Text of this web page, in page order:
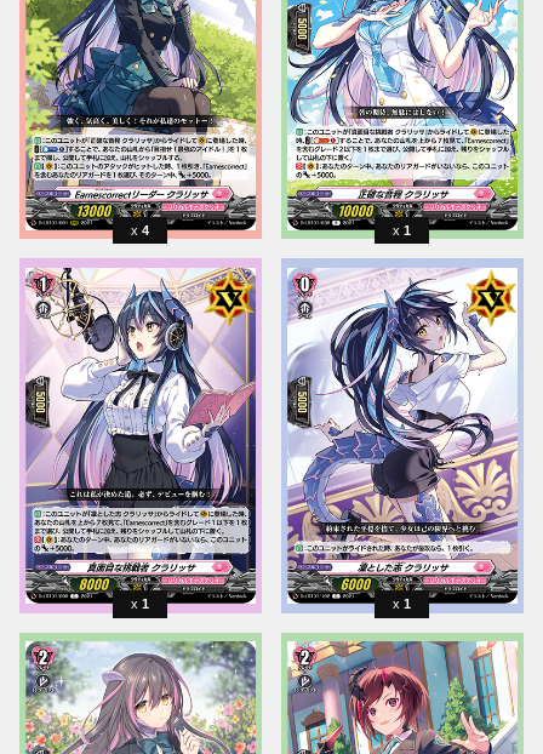
4 1
1 1